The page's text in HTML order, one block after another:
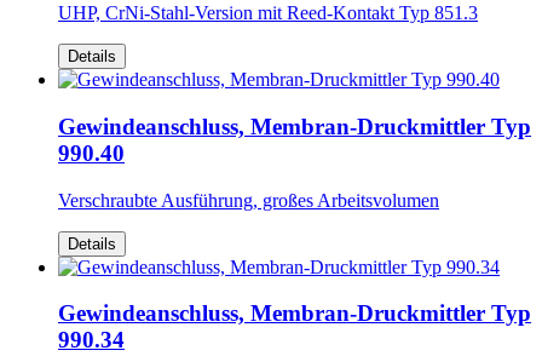
UHP, CrNi-Stahl-Version mit Reed-Kontakt Typ 851.3
Details
Gewindeanschluss, Membran-Druckmittler Typ
990.40
Verschraubte Ausführung, großes Arbeitsvolumen
Details
Gewindeanschluss, Membran-Druckmittler Typ
990.34